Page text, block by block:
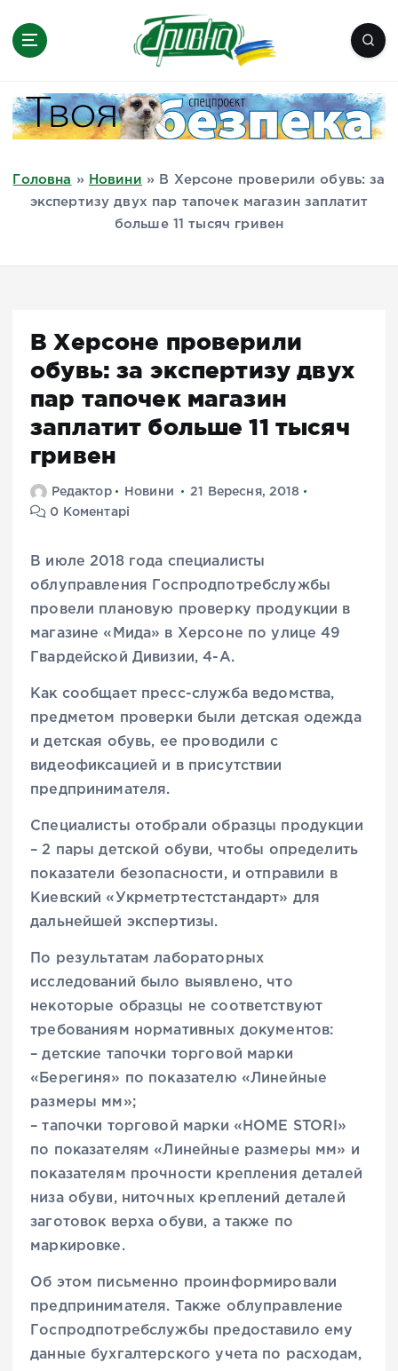
Миколаїв, Одеса, Мелітополь
Головна » Новини »
В Херсоне проверили обувь: за
экспертизу двух пар тапочек магазин заплатит
больше 11 тысяч гривен
В Херсоне проверили
обувь: за экспертизу двух
пар тапочек магазин
заплатит больше 11 тысяч
гривен
Редактор Новини
21 Вересня, 2018
0 Коментарі
В июле 2018 года специалисты
облуправления Госпродпотребслужбы
провели плановую проверку продукции в
магазине «Мида» в Херсоне по улице 49
Гвардейской Дивизии, 4-А.
Как сообщает пресс-служба ведомства,
предметом проверки были детская одежда
и детская обувь, ее проводили с
видеофиксацией и в присутствии
предпринимателя.
Специалисты отобрали образцы продукции
– 2 пары детской обуви, чтобы определить
показатели безопасности, и отправили в
Киевский «Укрметртестстандарт» для
дальнейшей экспертизы.
По результатам лабораторных
исследований было выявлено, что
некоторые образцы не соответствуют
требованиям нормативных документов:
– детские тапочки торговой марки
«Берегиня» по показателю «Линейные
размеры мм»;
– тапочки торговой марки «HOME STORI»
по показателям «Линейные размеры мм» и
показателям прочности крепления деталей
низа обуви, ниточных креплений деталей
заготовок верха обуви, а также по
маркировке.
Об этом письменно проинформировали
предпринимателя. Также облуправление
Госпродпотребслужбы предоставило ему
данные бухгалтерского учета по расходам,